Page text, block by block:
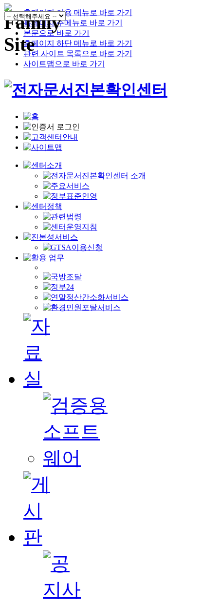
홈페이지 이용 메뉴로 바로 가기
홈페이지 주메뉴로 바로 가기
본문으로 바로 가기
홈페이지 하단 메뉴로 바로 가기
관련 사이트 목록으로 바로 가기
사이트맵으로 바로 가기